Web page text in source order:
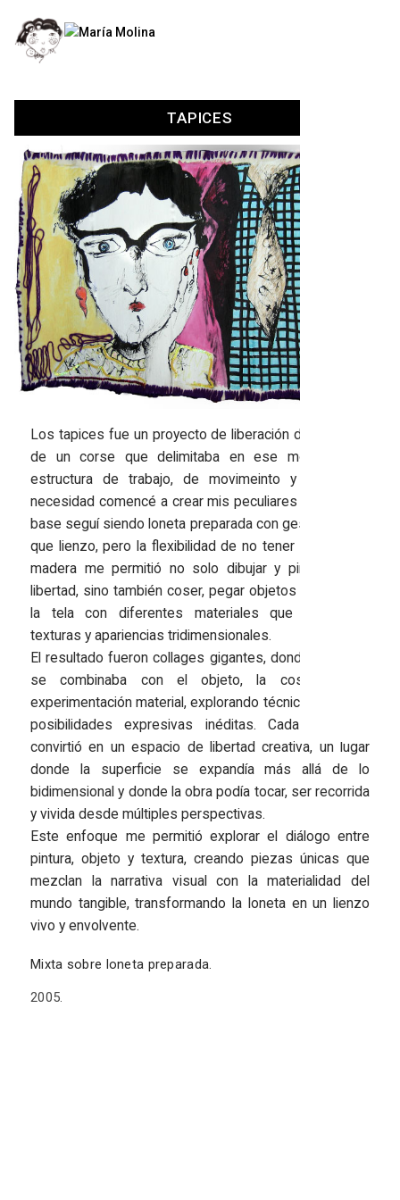
TAPICES
Los tapices fue un proyecto de liberación del bastidor,
de un corse que delimitaba en ese momento mi
estructura de trabajo, de movimeinto y bajo esta
necesidad comencé a crear mis peculiares tápices. La
base seguí siendo loneta preparada con gesso, al igual
que lienzo, pero la flexibilidad de no tener soporte de
madera me permitió no solo dibujar y pintar con la
libertad, sino también coser, pegar objetos e intervenir
la tela con diferentes materiales que generaban
texturas y apariencias tridimensionales.
El resultado fueron collages gigantes, donde la pintura
se combinaba con el objeto, la costura y la
experimentación material, explorando técnicas mixtas y
posibilidades expresivas inéditas. Cada tapiz se
convirtió en un espacio de libertad creativa, un lugar
donde la superficie se expandía más allá de lo
bidimensional y donde la obra podía tocar, ser recorrida
y vivida desde múltiples perspectivas.
Este enfoque me permitió explorar el diálogo entre
pintura, objeto y textura, creando piezas únicas que
mezclan la narrativa visual con la materialidad del
mundo tangible, transformando la loneta en un lienzo
vivo y envolvente.
Mixta sobre loneta preparada.
2005.